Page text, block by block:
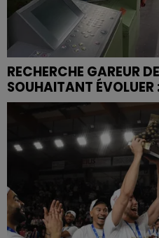
RECHERCHE GAREUR
SOUHAITANT